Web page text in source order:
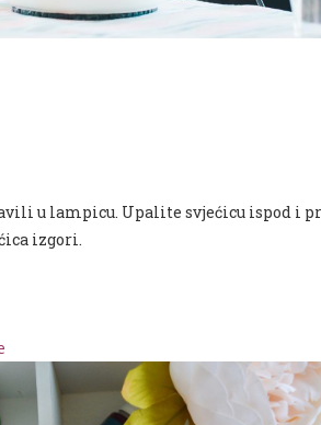
u lampicu. Upalite svjećicu ispod i
izgori.